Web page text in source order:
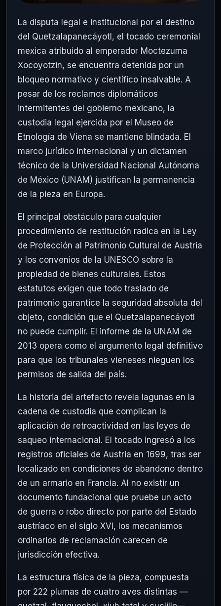
La disputa legal e institucional por el destino
del Quetzalapanecáyotl, el tocado ceremonial
mexica atribuido al emperador Moctezuma
Xocoyotzin, se encuentra detenida por un
bloqueo normativo y científico insalvable. A
pesar de los reclamos diplomáticos
intermitentes del gobierno mexicano, la
custodia legal ejercida por el Museo de
Etnología de Viena se mantiene blindada. El
marco jurídico internacional y un dictamen
técnico de la Universidad Nacional Autónoma
de México (UNAM) justifican la permanencia
de la pieza en Europa.
El principal obstáculo para cualquier
procedimiento de restitución radica en la Ley
de Protección al Patrimonio Cultural de Austria
y los convenios de la UNESCO sobre la
propiedad de bienes culturales. Estos
estatutos exigen que todo traslado de
patrimonio garantice la seguridad absoluta del
objeto, condición que el Quetzalapanecáyotl
no puede cumplir. El informe de la UNAM de
2013 opera como el argumento legal definitivo
para que los tribunales vieneses nieguen los
permisos de salida del país.
La historia del artefacto revela lagunas en la
cadena de custodia que complican la
aplicación de retroactividad en las leyes de
saqueo internacional. El tocado ingresó a los
registros oficiales de Austria en 1699, tras ser
localizado en condiciones de abandono dentro
de un armario en Francia. Al no existir un
documento fundacional que pruebe un acto
de guerra o robo directo por parte del Estado
austríaco en el siglo XVI, los mecanismos
ordinarios de reclamación carecen de
jurisdicción efectiva.
La estructura física de la pieza, compuesta
por 222 plumas de cuatro aves distintas —